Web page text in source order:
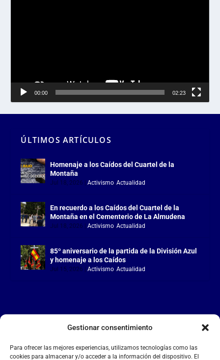
Gestionar consentimiento
Para ofrecer las mejores experiencias, utilizamos tecnologías como las
cookies para almacenar y/o acceder a la información del dispositivo. El
00:00 02:23
ÚLTIMOS ARTÍCULOS
Homenaje a los Caídos del Cuartel de la
Montaña
Jul 18, 2026 |Activismo,Actualidad
En recuerdo a los Caídos del Cuartel de la
Montaña en el Cementerio de La Almudena
Jul 18, 2026 |Activismo,Actualidad
85º aniversario de la partida de la División Azul
y homenaje a los Caídos
Jul 15, 2026 |Activismo,Actualidad
LA FALANGE
Reproductor